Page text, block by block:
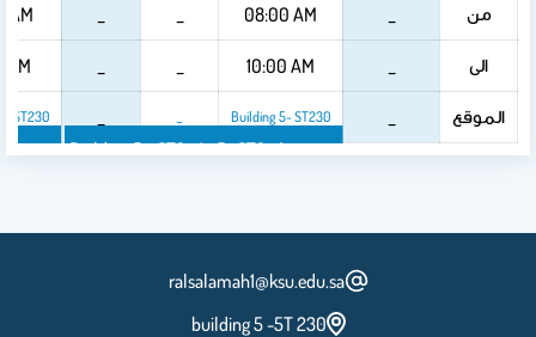
من 08:00 AM
AM
الى 10:00 AM
AM
الموقع Building 5- ST230
Building 5- ST230
Building 5 - ST230
ST230
ralsalamah1@ksu.edu.sa
building 5 -5T 230